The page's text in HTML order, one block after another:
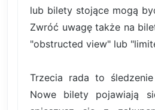
lub bilety stojące mogą
Zwróć uwagę także na
"obstructed view" lub
Trzecia rada to
Nowe bilety pojawiają